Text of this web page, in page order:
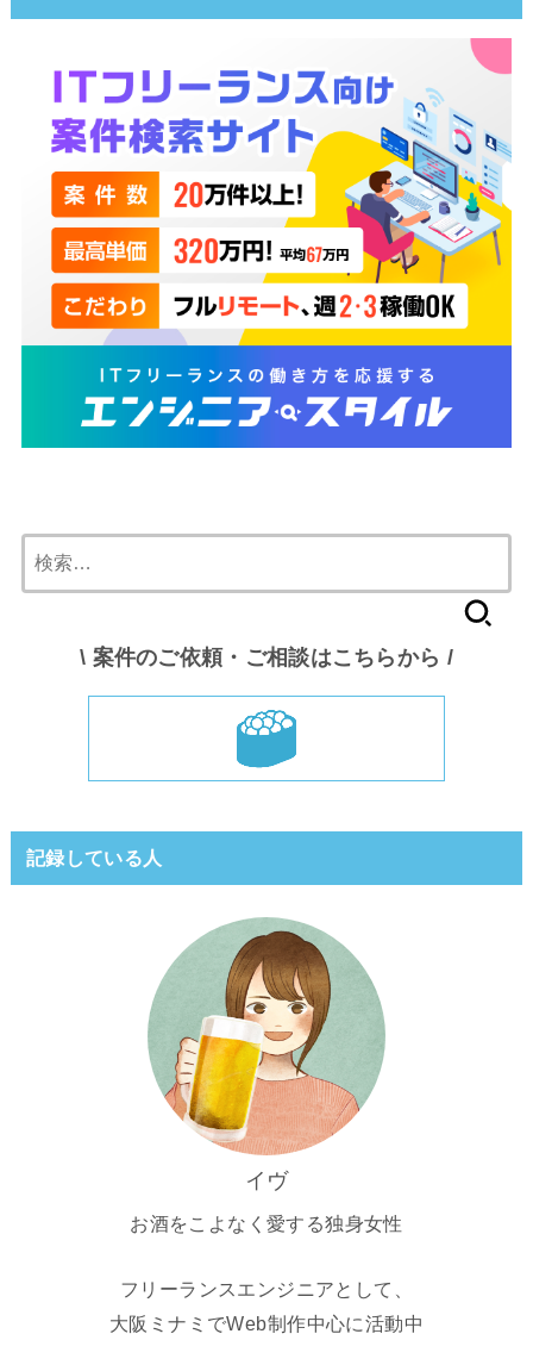
索:
\ 案件のご依頼・ご相談はこちらから /
記録している人
イヴ
お酒をこよなく愛する独身女性
フリーランスエンジニアとして、
大阪ミナミでWeb制作中心に活動中